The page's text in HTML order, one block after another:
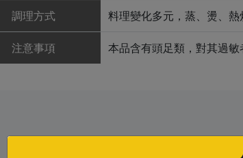
調理方式 料理變化多元，蒸、燙、
注意事項 本品含有頭足類，對其過敏